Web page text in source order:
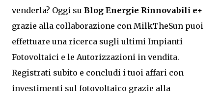
venderla? Oggi su Blog Energie Rinnovabili e+
grazie alla collaborazione con MilkTheSun puoi
effettuare una ricerca sugli ultimi Impianti
Fotovoltaici e le Autorizzazioni in vendita.
Registrati subito e concludi i tuoi affari con
investimenti sul fotovoltaico grazie alla